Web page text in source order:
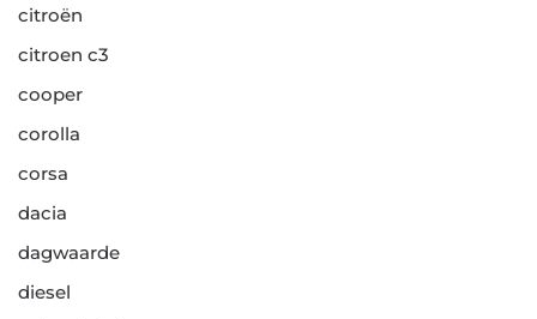
citroën
citroen c3
cooper
corolla
corsa
dacia
dagwaarde
diesel